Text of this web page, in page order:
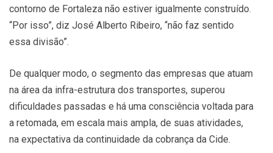
contorno de Fortaleza não estiver igualmente construído.
“Por isso”, diz José Alberto Ribeiro, “não faz sentido
essa divisão”.
De qualquer modo, o segmento das empresas que atuam
na área da infra-estrutura dos transportes, superou
dificuldades passadas e há uma consciência voltada para
a retomada, em escala mais ampla, de suas atividades,
na expectativa da continuidade da cobrança da Cide.